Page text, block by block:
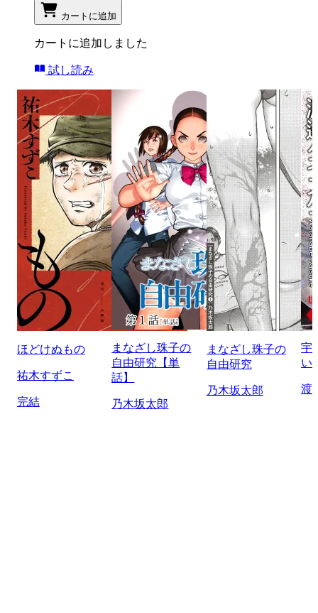
カートに追加
カートに追加しました
試し読み
ほどけぬもの
祐木すずこ
完結
まなざし珠子の
自由研究【単
話】
乃木坂太郎
まなざし珠子の
自由研究
乃木坂太郎
宇
い
渡